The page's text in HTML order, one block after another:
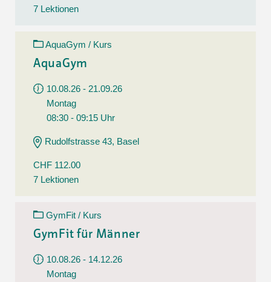
7 Lektionen
AquaGym / Kurs
AquaGym
10.08.26 - 21.09.26
Montag
08:30 - 09:15 Uhr
Rudolfstrasse 43, Basel
CHF 112.00
7 Lektionen
GymFit / Kurs
GymFit für Männer
10.08.26 - 14.12.26
Montag